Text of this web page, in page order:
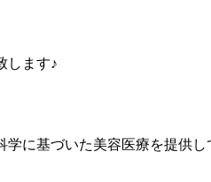
します♪
学に基づいた美容医療を提供し